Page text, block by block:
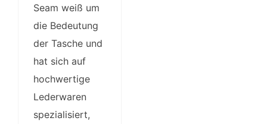
Seam weiß um
die Bedeutung
der Tasche und
hat sich auf
hochwertige
Lederwaren
spezialisiert,